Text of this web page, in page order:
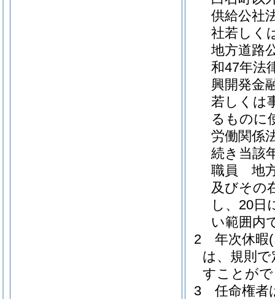
供給公社
社若しく
地方道路
和47年法
興開発金
若しくは
るものに
労働関係
続き当該
職員 地方
及びその
し、20日
い範囲内
2
年次休暇
は、規則
すことが
3
任命権者